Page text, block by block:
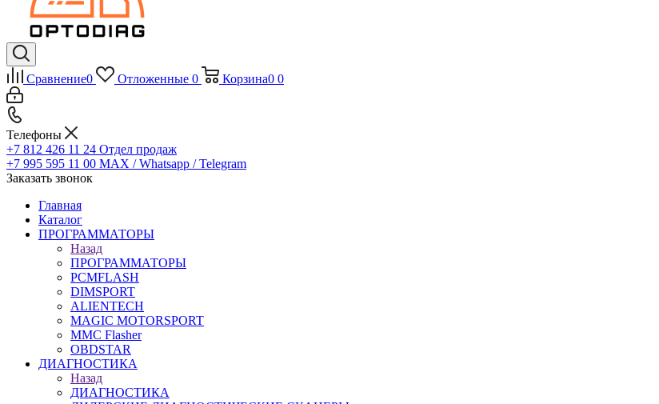
Сравнение0 Отложенные 0 Корзина0 0
Телефоны
+7 812 426 11 24 Отдел продаж
+7 995 595 11 00 MAX / Whatsapp / Telegram
Заказать звонок
Главная
Каталог
ПРОГРАММАТОРЫ
Назад
ПРОГРАММАТОРЫ
PCMFLASH
DIMSPORT
ALIENTECH
MAGIC MOTORSPORT
MMC Flasher
OBDSTAR
ДИАГНОСТИКА
Назад
ДИАГНОСТИКА